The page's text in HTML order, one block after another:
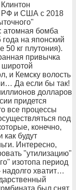
РФ и США с 2018
атомная бомба
на японский
50 кг плутония).
привычка
широтой
и Кемску волость
Да если бы так!
долларов
придется
все процессы
под
конечно,
как будут
Интересно,
"утилизацию"
изотопа период
хватит…
был снят,